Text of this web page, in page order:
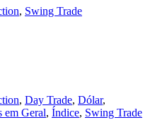
, Swing Trade
, Day Trade, Dólar,
em Geral, Índice, Swing Trade